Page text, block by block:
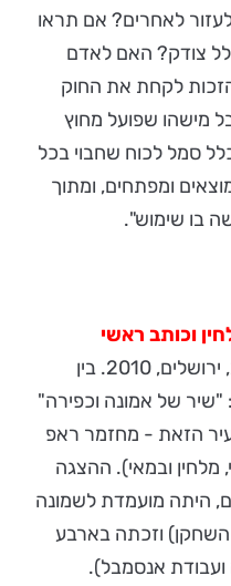
לאחרים? אם תראו
צודק? האם לאדם
לקחת את החוק
מישהו שפועל מחוץ
סמל לכוח שחבוי בכל
ומפתחים, ומתוך
בו שימוש".
וכותב ראשי
בוגר הסטודיו למשחק ניסן נתיב, ירושלים, 2010. בין
"שיר של אמונה וכפירה"
הזאת - מחזמר ראפ
ובמאי). ההצגה
היתה מועמדת לשמונה
השחקן) וזכתה בארבע
ועבודת אנסמבל).